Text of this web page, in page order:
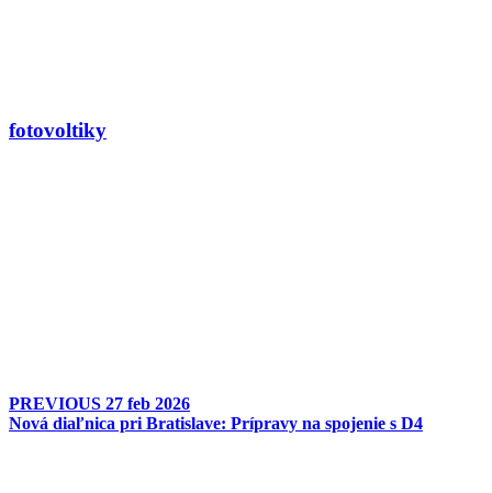
fotovoltiky
PREVIOUS 27 feb 2026
Nová diaľnica pri Bratislave: Prípravy na spojenie s D4